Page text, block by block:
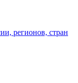
регионов, стран